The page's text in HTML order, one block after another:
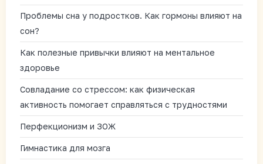
Проблемы сна у подростков. Как гормоны влияют на
сон?
Как полезные привычки влияют на ментальное
здоровье
Совладание со стрессом: как физическая
активность помогает справляться с трудностями
Перфекционизм и ЗОЖ
Гимнастика для мозга